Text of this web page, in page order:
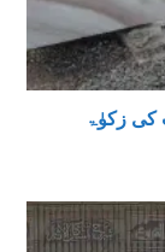
کی زکوٰۃ